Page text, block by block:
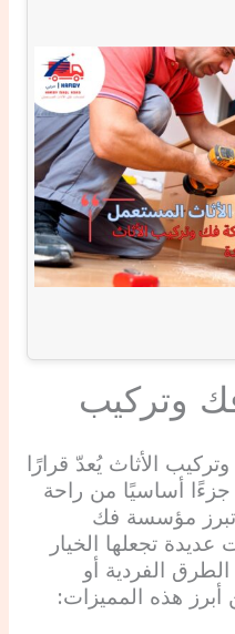
وتركيب
الأثاث يُعدّ قرارًا
جزءًا أساسيًا من راحة
تبرز مؤسسة فك
تجعلها الخيار
الطرق الفردية أو
هذه المميزات: